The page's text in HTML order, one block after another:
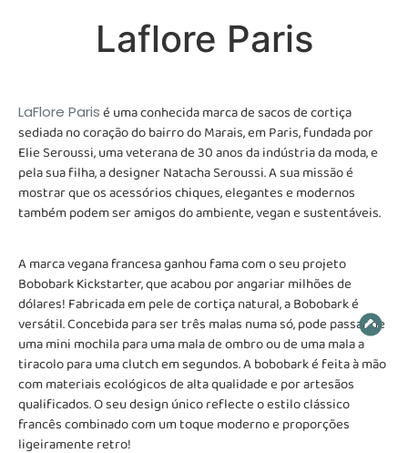
Laflore Paris
LaFlore Parisé uma conhecida marca de sacos de cortiça
sediada no coração do bairro do Marais, em Paris, fundada por
Elie Seroussi, uma veterana de 30 anos da indústria da moda, e
pela sua filha, a designer Natacha Seroussi. A sua missão é
mostrar que os acessórios chiques, elegantes e modernos
também podem ser amigos do ambiente, vegan e sustentáveis.
A marca vegana francesa ganhou fama com o seu projeto
Bobobark Kickstarter, que acabou por angariar milhões de
dólares! Fabricada em pele de cortiça natural, a Bobobark é
versátil. Concebida para ser três malas numa só, pode passar de
uma mini mochila para uma mala de ombro ou de uma mala a
tiracolo para uma clutch em segundos. A bobobark é feita à mão
com materiais ecológicos de alta qualidade e por artesãos
qualificados. O seu design único reflecte o estilo clássico
francês combinado com um toque moderno e proporções
ligeiramente retro!